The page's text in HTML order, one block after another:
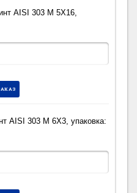
AISI 303 M 5X16,
AISI 303 M 6X3, упаковка: